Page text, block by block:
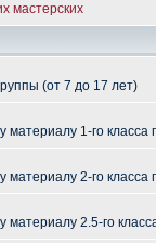
мастерских
(от 7 до 17 лет)
1-го класса
2-го класса
2.5-го